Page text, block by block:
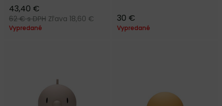
Cooee Design.
43,40 €
62 €s DPH Zľava 18,60 €
Vypredané
Normann Copenhagen.
30 €
Vypredané